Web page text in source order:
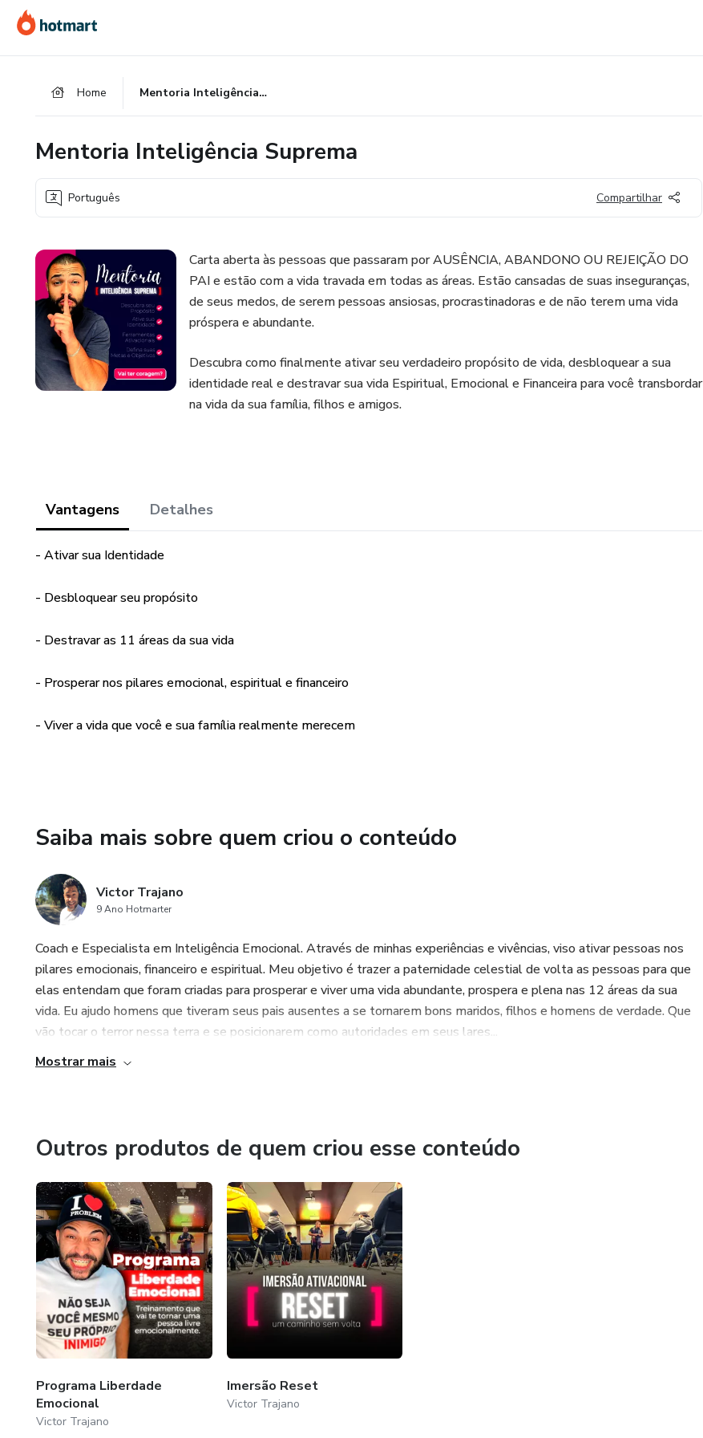
para
o
para
o
para
o
Home Mentoria Inteligência Suprema
Mentoria Inteligência Suprema
Português Compartilhar
Carta aberta às pessoas que passaram por AUSÊNCIA, ABANDONO OU REJEIÇÃO DO
PAI e estão com a vida travada em todas as áreas. Estão cansadas de suas inseguranças,
de seus medos, de serem pessoas ansiosas, procrastinadoras e de não terem uma vida
próspera e abundante.
Descubra como finalmente ativar seu verdadeiro propósito de vida, desbloquear a sua
identidade real e destravar sua vida Espiritual, Emocional e Financeira para você transbordar
na vida da sua família, filhos e amigos.
Vantagens Detalhes
- Ativar sua Identidade
- Desbloquear seu propósito
- Destravar as 11 áreas da sua vida
- Prosperar nos pilares emocional, espiritual e financeiro
- Viver a vida que você e sua família realmente merecem
Saiba mais sobre quem criou o conteúdo
Victor Trajano
9 Ano Hotmarter
Coach e Especialista em Inteligência Emocional. Através de minhas experiências e vivências, viso ativar pessoas nos
pilares emocionais, financeiro e espiritual. Meu objetivo é trazer a paternidade celestial de volta as pessoas para que
elas entendam que foram criadas para prosperar e viver uma vida abundante, prospera e plena nas 12 áreas da sua
vida. Eu ajudo homens que tiveram seus pais ausentes a se tornarem bons maridos, filhos e homens de verdade. Que
vão tocar o terror nessa terra e se posicionarem como autoridades em seus lares...
Mostrar mais
Outros produtos de quem criou esse conteúdo
Programa Liberdade
Emocional
Victor Trajano
Imersão Reset
Victor Trajano